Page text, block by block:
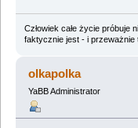
Człowiek całe życie próbuje
faktycznie jest - i przeważnie
olkapolka
YaBB Administrator